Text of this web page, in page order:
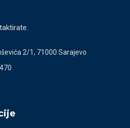
2/1, 71000 Sarajevo